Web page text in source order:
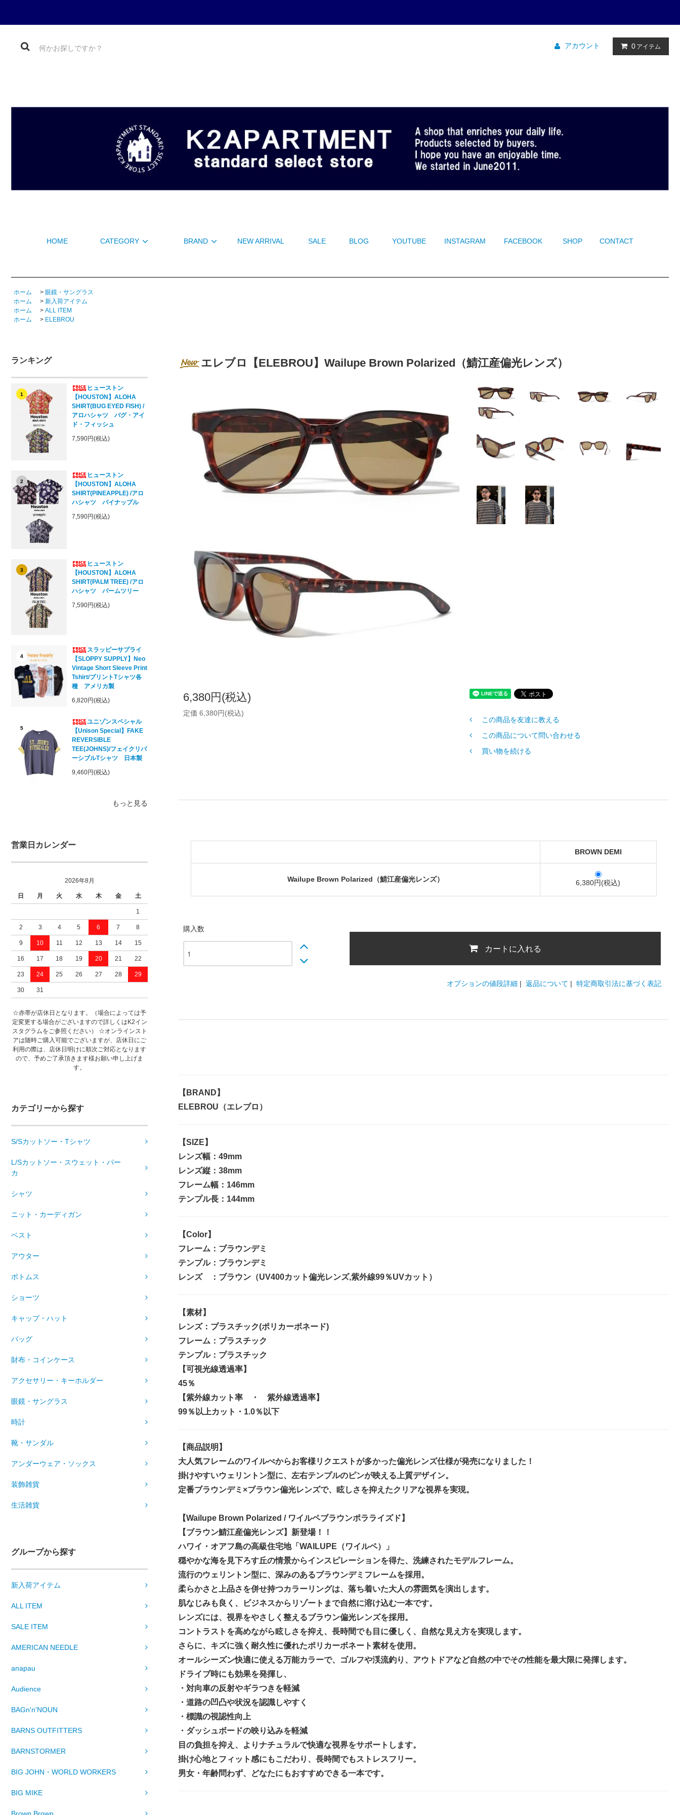
アカウント 0 アイテム
HOME CATEGORY BRAND NEW ARRIVAL SALE BLOG YOUTUBE INSTAGRAM FACEBOOK SHOP CONTACT
ホーム > 眼鏡・サングラス
ホーム
> 新入荷アイテム
ホーム
> ALL ITEM
ホーム
> ELEBROU
ランキング
1
ヒューストン
【HOUSTON】ALOHA
SHIRT(BUG EYED FISH) /
アロハシャツ バグ・アイ
ド・フィッシュ
7,590円(税込)
2
ヒューストン
【HOUSTON】ALOHA
SHIRT(PINEAPPLE) /アロ
ハシャツ パイナップル
7,590円(税込)
3
ヒューストン
【HOUSTON】ALOHA
SHIRT(PALM TREE) /アロ
ハシャツ パームツリー
7,590円(税込)
4
スラッピーサプライ
【SLOPPY SUPPLY】Neo
Vintage Short Sleeve Print
Tshirt/プリントTシャツ各
種 アメリカ製
6,820円(税込)
5
ユニゾンスペシャル
【Unison Special】FAKE
REVERSIBLE
TEE(JOHNS)/フェイクリバ
ーシブルTシャツ 日本製
9,460円(税込)
もっと見る
営業日カレンダー
2026年8月
日 月 火 水 木 金 土
1
2 3 4 5 6 7 8
9 10 11 12 13 14 15
16 17 18 19 20 21 22
23 24 25 26 27 28 29
30 31
☆赤帯が店休日となります。（場合によっては予
定変更する場合がございますので詳しくはK2イン
スタグラムをご参照ください） ☆オンラインスト
アは随時ご購入可能でございますが、店休日にご
利用の際は、店休日明けに順次ご対応となります
ので、予めご了承頂きます様お願い申し上げま
す。
カテゴリーから探す
S/Sカットソー・Tシャツ
L/Sカットソー・スウェット・パー
カ
シャツ
ニット・カーディガン
ベスト
アウター
ボトムス
ショーツ
キャップ・ハット
バッグ
財布・コインケース
アクセサリー・キーホルダー
眼鏡・サングラス
時計
靴・サンダル
アンダーウェア・ソックス
装飾雑貨
生活雑貨
グループから探す
新入荷アイテム
ALL ITEM
SALE ITEM
AMERICAN NEEDLE
anapau
Audience
BAGn'n'NOUN
BARNS OUTFITTERS
BARNSTORMER
BIG JOHN・WORLD WORKERS
BIG MIKE
Brown Brown
エレブロ【ELEBROU】Wailupe Brown Polarized（鯖江産偏光レンズ）
6,380円(税込)
定価 6,380円(税込)
この商品を友達に教える
この商品について問い合わせる
買い物を続ける
BROWN DEMI
Wailupe Brown Polarized（鯖江産偏光レンズ） 6,380円(税込)
購入数
カートに入れる
オプションの値段詳細 | 返品について | 特定商取引法に基づく表記
【BRAND】
ELEBROU（エレブロ）
【SIZE】
レンズ幅：49mm
レンズ縦：38mm
フレーム幅：146mm
テンプル長：144mm
【Color】
フレーム：ブラウンデミ
テンプル：ブラウンデミ
レンズ ：ブラウン（UV400カット偏光レンズ,紫外線99％UVカット）
【素材】
レンズ：プラスチック(ポリカーボネード)
フレーム：プラスチック
テンプル：プラスチック
【可視光線透過率】
45％
【紫外線カット率 ・ 紫外線透過率】
99％以上カット・1.0％以下
【商品説明】
大人気フレームのワイルぺからお客様リクエストが多かった偏光レンズ仕様が発売になりました！
掛けやすいウェリントン型に、左右テンプルのピンが映える上質デザイン。
定番ブラウンデミ×ブラウン偏光レンズで、眩しさを抑えたクリアな視界を実現。
【Wailupe Brown Polarized / ワイルペブラウンポラライズド】
【ブラウン鯖江産偏光レンズ】新登場！！
ハワイ・オアフ島の高級住宅地「WAILUPE（ワイルペ）」
穏やかな海を見下ろす丘の情景からインスピレーションを得た、洗練されたモデルフレーム。
流行のウェリントン型に、深みのあるブラウンデミフレームを採用。
柔らかさと上品さを併せ持つカラーリングは、落ち着いた大人の雰囲気を演出します。
肌なじみも良く、ビジネスからリゾートまで自然に溶け込む一本です。
レンズには、視界をやさしく整えるブラウン偏光レンズを採用。
コントラストを高めながら眩しさを抑え、長時間でも目に優しく、自然な見え方を実現します。
さらに、キズに強く耐久性に優れたポリカーボネート素材を使用。
オールシーズン快適に使える万能カラーで、ゴルフや渓流釣り、アウトドアなど自然の中でその性能を最大限に発揮します。
ドライブ時にも効果を発揮し、
・対向車の反射やギラつきを軽減
・道路の凹凸や状況を認識しやすく
・標識の視認性向上
・ダッシュボードの映り込みを軽減
目の負担を抑え、よりナチュラルで快適な視界をサポートします。
掛け心地とフィット感にもこだわり、長時間でもストレスフリー。
男女・年齢問わず、どなたにもおすすめできる一本です。